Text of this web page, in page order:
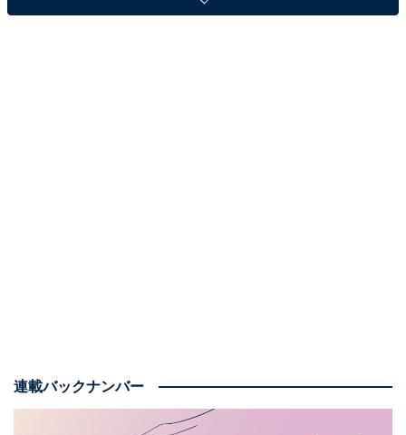
ーの恋愛ライター・毒島サチコが取材をもとに考察。第
連載バックナンバー